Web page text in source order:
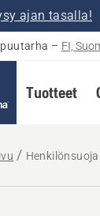
ajan tasalla!
– FI,
Tuotteet